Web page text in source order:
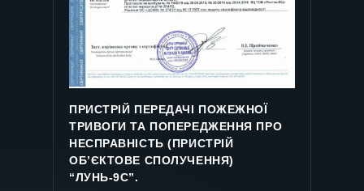
ПРИСТРІЙ ПЕРЕДАЧІ ПОЖЕЖНОЇ
ТРИВОГИ ТА ПОПЕРЕДЖЕННЯ ПРО
НЕСПРАВНІСТЬ (ПРИСТРІЙ
ОБ’ЄКТОВЕ СПОЛУЧЕННЯ)
“ЛУНЬ-9С”.
СЕРТИФИКАТ ICR LUN-11